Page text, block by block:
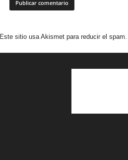
Este sitio usa Akismet para reducir el spam.